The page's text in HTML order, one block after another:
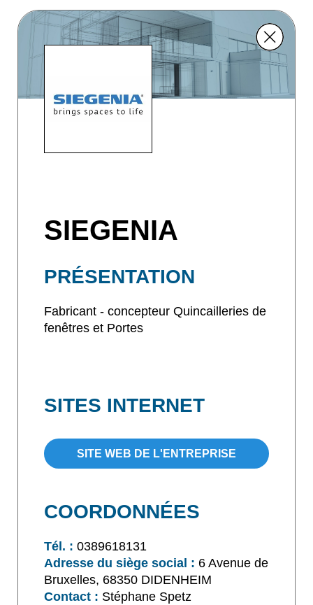
SIEGENIA
PRÉSENTATION
Fabricant - concepteur Quincailleries de
fenêtres et Portes
SITES INTERNET
SITE WEB DE L'ENTREPRISE
COORDONNÉES
Tél. : 0389618131
Adresse du siège social : 6 Avenue de
Bruxelles, 68350 DIDENHEIM
Contact : Stéphane Spetz